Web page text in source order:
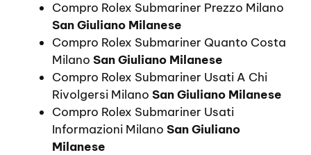
Compro Rolex Submariner Prezzo Milano
San Giuliano Milanese
Compro Rolex Submariner Quanto Costa
Milano San Giuliano Milanese
Compro Rolex Submariner Usati A Chi
Rivolgersi Milano San Giuliano Milanese
Compro Rolex Submariner Usati
Informazioni Milano San Giuliano
Milanese